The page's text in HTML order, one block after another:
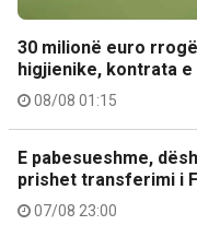
30 milionë euro
higjienike, kontrata e
08/08 01:15
E pabesueshme,
prishet transferimi i
07/08 23:00